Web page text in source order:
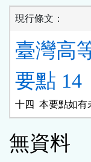
現行條文：
臺灣高
要點 14
無資料